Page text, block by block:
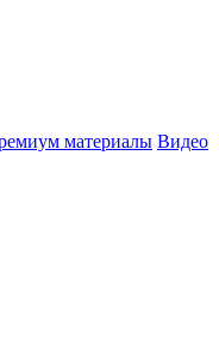
материалы Видео